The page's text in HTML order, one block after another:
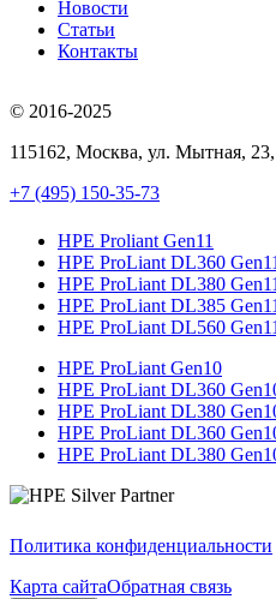
Новости
Статьи
Контакты
© 2016-2025
115162, Москва, ул. Мытная, 23
+7 (495) 150-35-73
HPE Proliant Gen11
HPE ProLiant DL360 Gen11
HPE ProLiant DL380 Gen11
HPE ProLiant DL385 Gen11
HPE ProLiant DL560 Gen11
HPE ProLiant Gen10
HPE ProLiant DL360
HPE ProLiant DL380
HPE ProLiant DL360
HPE ProLiant DL380
Политика конфиденциальности
Карта сайтаОбратная связь